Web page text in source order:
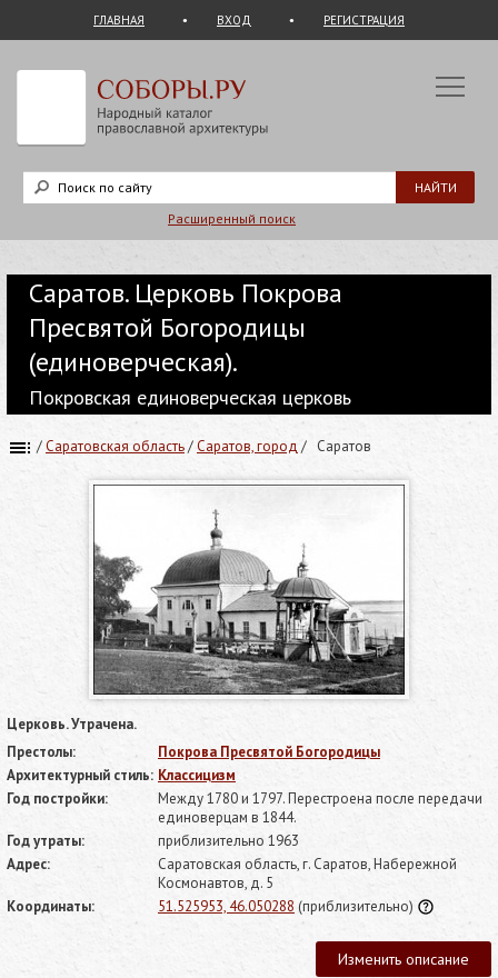
ГЛАВНАЯ ВХОД РЕГИСТРАЦИЯ
Расширенный поиск
Саратов. Церковь Покрова
Пресвятой Богородицы
(единоверческая).
Покровская единоверческая церковь
/Саратовская область/Саратов, город / Саратов
Церковь. Утрачена.
Престолы:
Покрова Пресвятой Богородицы
Архитектурный стиль: Классицизм
Год постройки:
Между 1780 и 1797. Перестроена после передачи
единоверцам в 1844.
Год утраты:
приблизительно 1963
Адрес:
Саратовская область, г. Саратов, Набережной
Космонавтов, д. 5
Координаты:
51.525953, 46.050288 (приблизительно)
Изменить описание